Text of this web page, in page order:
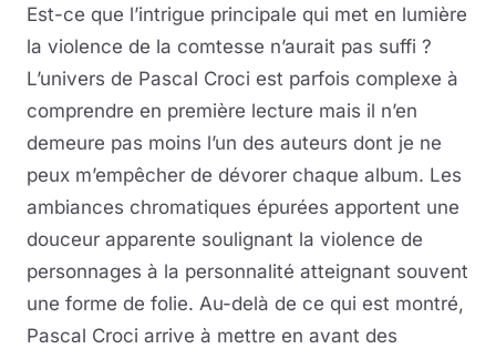
Est-ce que l’intrigue principale qui met en lumière
la violence de la comtesse n’aurait pas suffi ?
L’univers de Pascal Croci est parfois complexe à
comprendre en première lecture mais il n’en
demeure pas moins l’un des auteurs dont je ne
peux m’empêcher de dévorer chaque album. Les
ambiances chromatiques épurées apportent une
douceur apparente soulignant la violence de
personnages à la personnalité atteignant souvent
une forme de folie. Au-delà de ce qui est montré,
Pascal Croci arrive à mettre en avant des